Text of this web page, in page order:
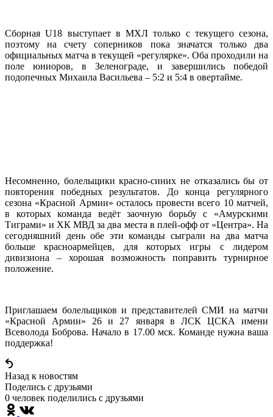
СборнаяU18 выступает в МХЛ только с текущего сезона,
поэтому на счету соперников пока значатся только два
официальных матча в текущей «регулярке». Оба проходили на
поле юниоров, в Зеленограде, и завершились победой
подопечных Михаила Васильева – 5:2 и 5:4 в овертайме.
Несомненно, болельщики красно-синих не отказались бы от
повторения победных результатов. До конца регулярного
сезона «Красной Армии» осталось провести всего 10 матчей,
в которых команда ведёт заочную борьбу с «Амурскими
Тиграми» и ХК МВД за два места в плей-офф от «Центра». На
сегодняшний день обе эти команды сыграли на два матча
больше красноармейцев, для которых игры с лидером
дивизиона – хорошая возможность поправить турнирное
положение.
Приглашаем болельщиков и представителей СМИ на матчи
«Красной Армии» 26 и 27 января в ЛСК ЦСКА имени
Всеволода Боброва. Начало в 17.00 мск. Команде нужна ваша
поддержка!
Назад к новостям
Поделись c друзьями
0 человек поделились c друзьями